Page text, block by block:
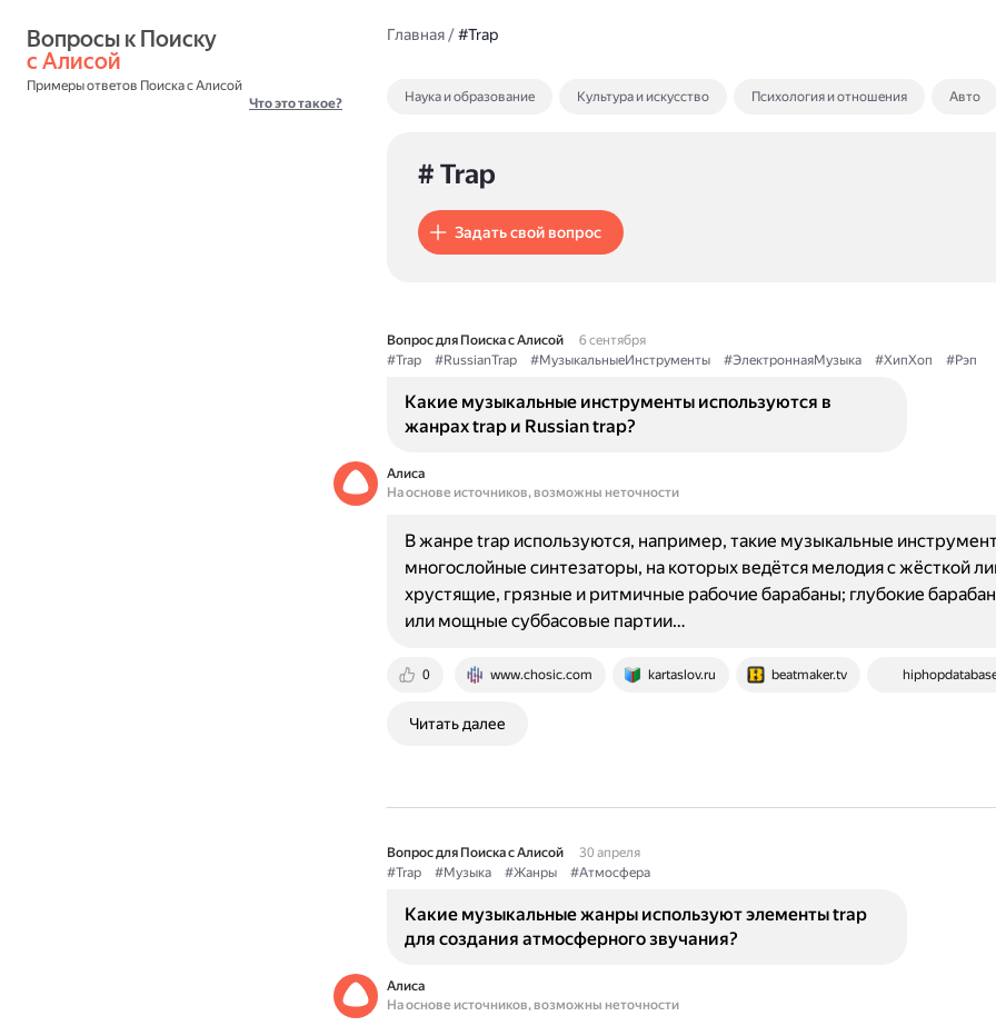
с Алисой
Примеры ответов Поиска с Алисой
Что это такое?
Главная/#Trap
Наука и образование Культура и искусство Психология и отношения Авто
# Trap
Задать свой вопрос
Вопрос для Поиска с Алисой
6 сентября
#Trap
#RussianTrap #МузыкальныеИнструменты #ЭлектроннаяМузыка #ХипХоп #Рэп
Какие музыкальные инструменты используются в
жанрах trap и Russian trap?
Алиса
На основе источников, возможны неточности
0 www.chosic.com kartaslov.ru beatmaker.tv
В жанре trap используются, например, такие музыкальные
многослойные синтезаторы, на которых ведётся мелодия с жёсткой
хрустящие, грязные и ритмичные рабочие барабаны; глубокие
или мощные суббасовые партии…
Читать далее
Вопрос для Поиска с Алисой
30 апреля
#Trap
#Музыка #Жанры #Атмосфера
Какие музыкальные жанры используют элементы trap
для создания атмосферного звучания?
Алиса
На основе источников, возможны неточности